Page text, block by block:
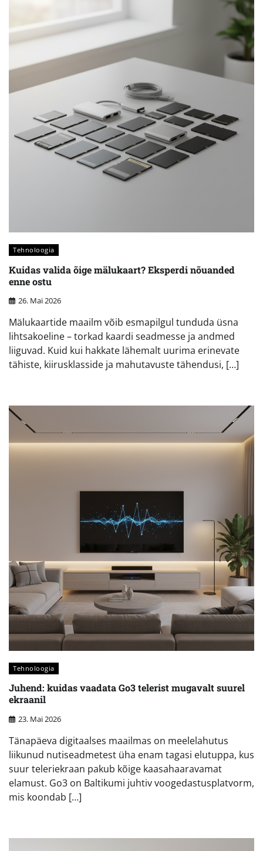
Tehnoloogia
Kuidas valida õige mälukaart? Eksperdi nõuanded
enne ostu
26. Mai 2026
Mälukaartide maailm võib esmapilgul tunduda üsna
lihtsakoeline – torkad kaardi seadmesse ja andmed
liiguvad. Kuid kui hakkate lähemalt uurima erinevate
tähiste, kiirusklasside ja mahutavuste tähendusi, […]
Tehnoloogia
Juhend: kuidas vaadata Go3 telerist mugavalt suurel
ekraanil
23. Mai 2026
Tänapäeva digitaalses maailmas on meelelahutus
liikunud nutiseadmetest üha enam tagasi elutuppa, kus
suur teleriekraan pakub kõige kaasahaaravamat
elamust. Go3 on Baltikumi juhtiv voogedastusplatvorm,
mis koondab […]